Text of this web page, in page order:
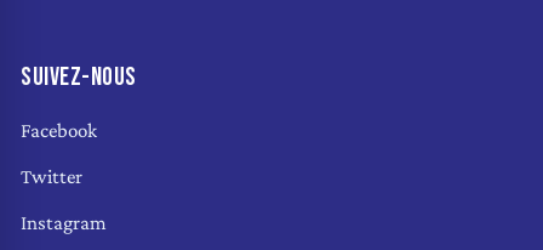
SUIVEZ-NOUS
Facebook
Twitter
Instagram